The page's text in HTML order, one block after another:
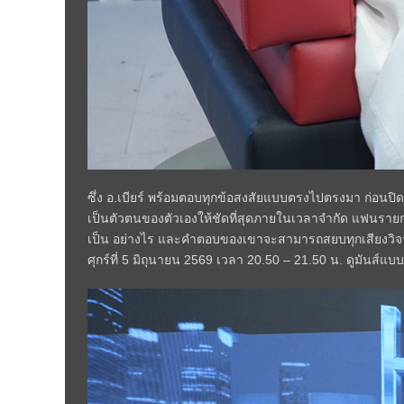
ซึ่ง อ.เบียร์ พร้อมตอบทุกข้อสงสัยแบบตรงไปตรงมา ก่อนปิ
เป็นตัวตนของตัวเองให้ชัดที่สุดภายในเวลาจำกัด แฟนรา
เป็น อย่างไร และคำตอบของเขาจะสามารถสยบทุกเสียง
ศุกร์ที่ 5 มิถุนายน 2569 เวลา 20.50 – 21.50 น. ดูมันส์แบ